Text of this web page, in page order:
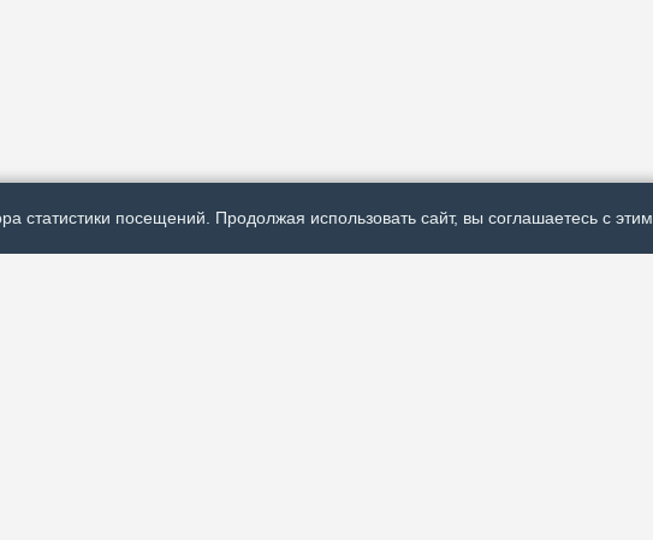
статистики посещений. Продолжая использовать сайт, вы соглашаетесь с этим.